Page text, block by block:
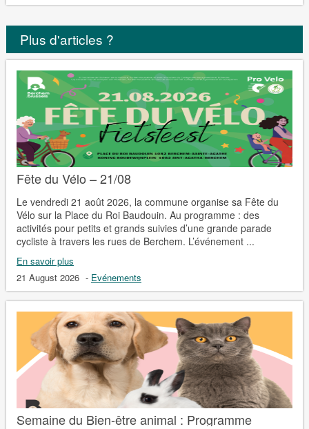
Plus d'articles ?
Fête du Vélo – 21/08
Le vendredi 21 août 2026, la commune organise sa Fête du
Vélo sur la Place du Roi Baudouin. Au programme : des
activités pour petits et grands suivies d’une grande parade
cycliste à travers les rues de Berchem. L’événement ...
En savoir plus
21 August 2026 - Evénements
Semaine du Bien-être animal : Programme